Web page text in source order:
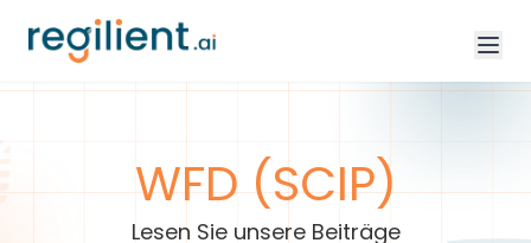
WFD (SCIP)
Lesen Sie unsere Beiträge